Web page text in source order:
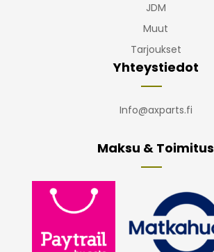
JDM
Muut
Tarjoukset
Yhteystiedot
Info@axparts.fi
Maksu & Toimitus